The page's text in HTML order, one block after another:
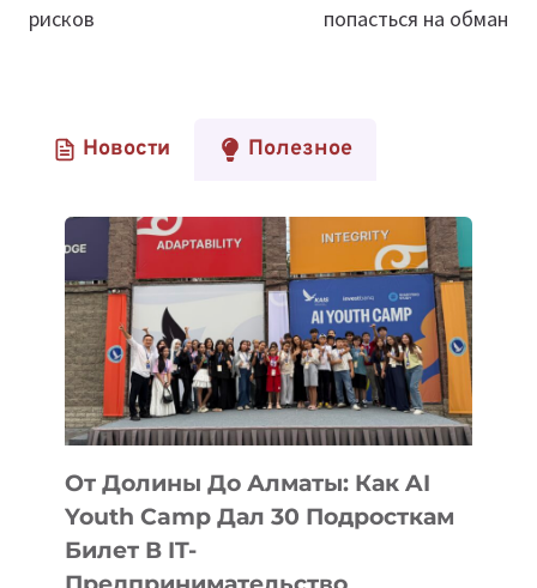
рисков
попасться на обман
Новости Полезное
От Долины До Алматы: Как AI
Youth Camp Дал 30 Подросткам
Билет В IT-